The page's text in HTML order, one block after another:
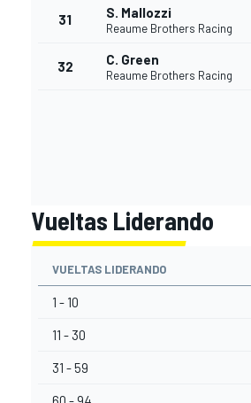
31 S. Mallozzi
Reaume Brothers Racing
32 C. Green
Reaume Brothers Racing
Vueltas Liderando
VUELTAS LIDERANDO
1 - 10
11 - 30
31 - 59